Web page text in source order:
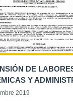
DE
Y
2019